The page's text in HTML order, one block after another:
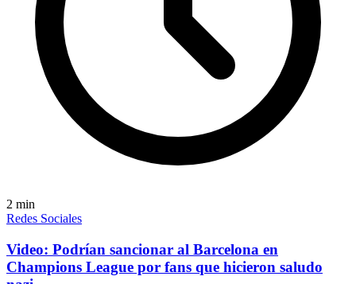
2 min
Redes Sociales
Video: Podrían sancionar al Barcelona en
Champions League por fans que hicieron saludo